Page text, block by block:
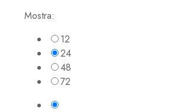
Mostra:
12
24
48
72